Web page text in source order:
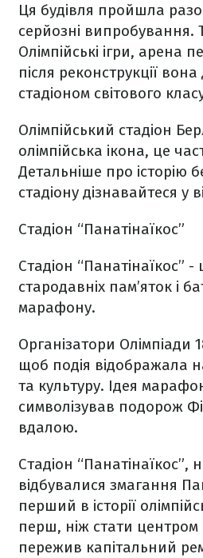
Ця будівля пройшла
серйозні випробування.
Олімпійські ігри, арена
після реконструкції
стадіоном світового
Олімпійський стадіон
олімпійська ікона, це
Детальніше про історію
стадіону дізнавайтеся у
Стадіон “Панатінаїкос”
Стадіон “Панатінаїкос”
стародавніх пам’яток і
марафону.
Організатори Олімпіади
щоб подія відображала
та культуру. Ідея
символізував подорож
вдалою.
Стадіон “Панатінаїкос”,
відбувалися змагання
перший в історії
перш, ніж стати центром
пережив капітальний